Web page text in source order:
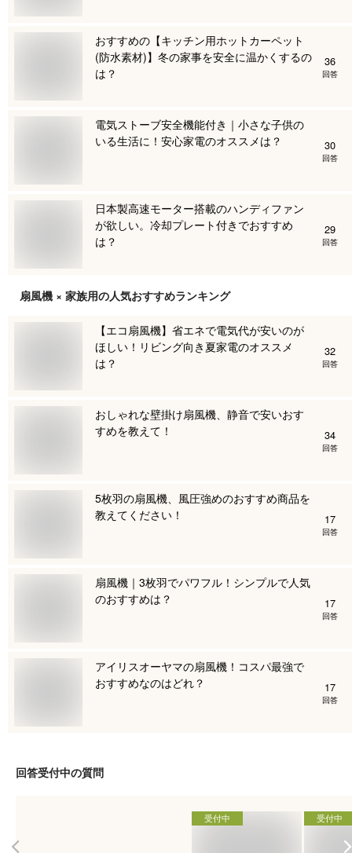
おすすめの【キッチン用ホットカーペット
(防水素材)】冬の家事を安全に温かくするの
は？
36
回答
電気ストーブ安全機能付き｜小さな子供の
いる生活に！安心家電のオススメは？
30
回答
日本製高速モーター搭載のハンディファン
が欲しい。冷却プレート付きでおすすめ
は？
29
回答
扇風機 × 家族用の人気おすすめランキング
【エコ扇風機】省エネで電気代が安いのが
ほしい！リビング向き夏家電のオススメ
は？
32
回答
おしゃれな壁掛け扇風機、静音で安いおす
すめを教えて！
34
回答
5枚羽の扇風機、風圧強めのおすすめ商品を
教えてください！
17
回答
扇風機｜3枚羽でパワフル！シンプルで人気
のおすすめは？
17
回答
アイリスオーヤマの扇風機！コスパ最強で
おすすめなのはどれ？
17
回答
回答受付中の質問
受付中 受付中